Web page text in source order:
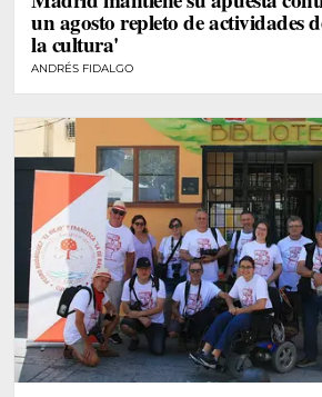
un agosto repleto de actividades
la cultura'
ANDRÉS FIDALGO